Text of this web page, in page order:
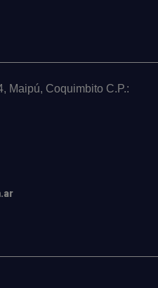
Maipú, Coquimbito C.P.: